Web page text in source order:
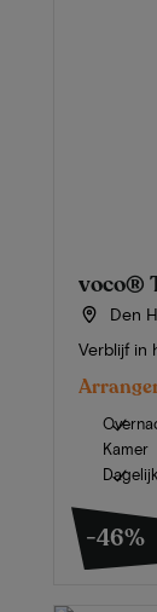
voco®
Den
Verblijf in
Kamer
-46%